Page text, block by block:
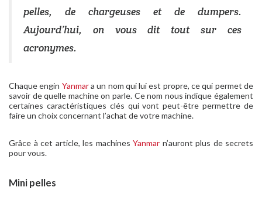
pelles, de chargeuses et de dumpers.
Aujourd’hui, on vous dit tout sur ces
acronymes.
Chaque engin Yanmara un nom qui lui est propre, ce qui permet de
savoir de quelle machine on parle. Ce nom nous indique également
certaines caractéristiques clés qui vont peut-être permettre de
faire un choix concernant l’achat de votre machine.
Grâce à cet article, les machines Yanmar n’auront plus de secrets
pour vous.
Mini pelles